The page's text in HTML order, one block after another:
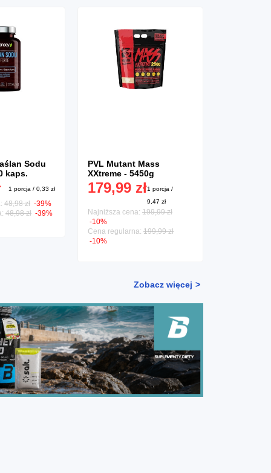
Sodu
kaps.
1 porcja / 0,33 zł
48,98 zł -39%
48,98 zł -39%
PVL Mutant Mass
XXtreme - 5450g
179,99 zł1 porcja /
9,47 zł
Najniższa cena: 199,99 zł
-10%
Cena regularna: 199,99 zł
-10%
Zobacz więcej